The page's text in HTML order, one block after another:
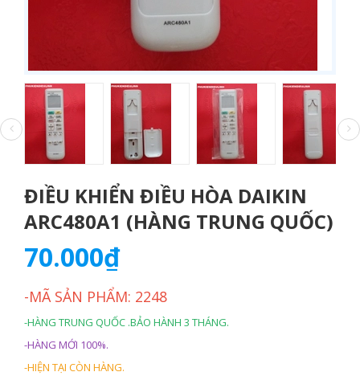
ĐIỀU KHIỂN ĐIỀU HÒA DAIKIN
ARC480A1 (HÀNG TRUNG QUỐC)
70.000₫
-MÃ SẢN PHẨM: 2248
-HÀNG TRUNG QUỐC .BẢO HÀNH 3 THÁNG.
-HÀNG MỚI 100%.
-HIỆN TẠI CÒN HÀNG.